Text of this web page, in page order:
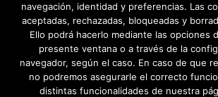
navegación, identidad y preferencias. Las
aceptadas, rechazadas, bloqueadas y
Ello podrá hacerlo mediante las opciones
presente ventana o a través de la
navegador, según el caso. En caso de que
no podremos asegurarle el correcto
distintas funcionalidades de nuestra